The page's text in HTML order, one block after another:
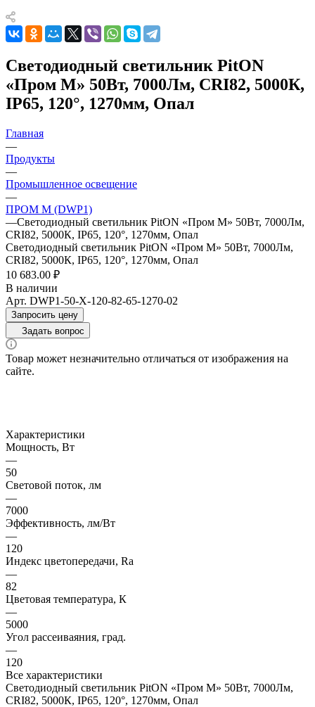
Светодиодный светильник PitON
«Пром M» 50Вт, 7000Лм, CRI82, 5000К,
IP65, 120°, 1270мм, Опал
Главная
—
Продукты
—
Промышленное освещение
—
ПРОМ M (DWP1)
—Светодиодный светильник PitON «Пром M» 50Вт, 7000Лм,
CRI82, 5000К, IP65, 120°, 1270мм, Опал
Светодиодный светильник PitON «Пром M» 50Вт, 7000Лм,
CRI82, 5000К, IP65, 120°, 1270мм, Опал
10 683.00 ₽
В наличии
Арт. DWP1-50-X-120-82-65-1270-02
Запросить цену
Задать вопрос
Товар может незначительно отличаться от изображения на
сайте.
Характеристики
Мощность, Вт
—
50
Световой поток, лм
—
7000
Эффективность, лм/Вт
—
120
Индекс цветопередачи, Ra
—
82
Цветовая температура, К
—
5000
Угол рассеиваяния, град.
—
120
Все характеристики
Светодиодный светильник PitON «Пром M» 50Вт, 7000Лм,
CRI82, 5000К, IP65, 120°, 1270мм, Опал